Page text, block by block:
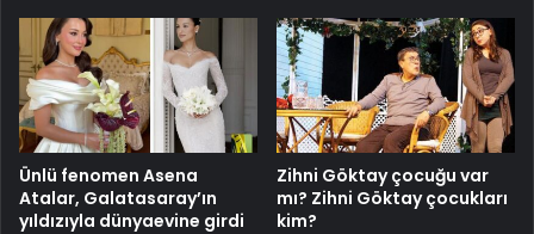
Ünlü fenomen Asena
Atalar, Galatasaray’ın
yıldızıyla dünyaevine girdi
Zihni Göktay çocuğu var
mı? Zihni Göktay çocukları
kim?